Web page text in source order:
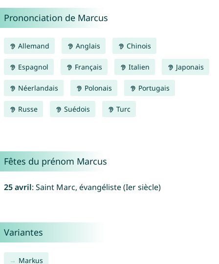
Prononciation de Marcus
Allemand Anglais Chinois
Espagnol Français Italien Japonais
Néerlandais Polonais Portugais
Russe Suédois Turc
Fêtes du prénom Marcus
25 avril: Saint Marc, évangéliste (Ier siècle)
Variantes
Markus